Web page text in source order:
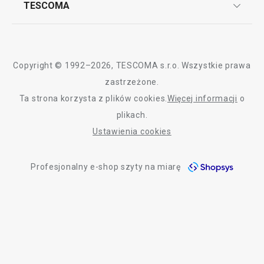
Dostawa i sposoby płatności
TESCOMA
Graficzne oznaczenie produktów
Polityka prywatności
Copyright © 1992–2026, TESCOMA s.r.o. Wszystkie prawa
zastrzeżone.
Ta strona korzysta z plików cookies.Więcej informacji o
plikach.
Ustawienia cookies
Profesjonalny e-shop szyty na miarę